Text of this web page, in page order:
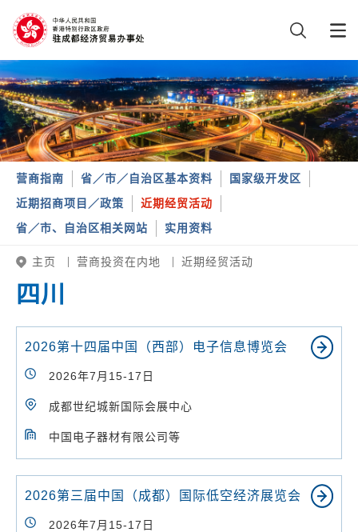
营商指南 省／市／自治区基本资料
国家级开发区
近期招商项目／政策
近期经贸活动
省／市、自治区相关网站
实用资料
主页 营商投资在内地 近期经贸活动
四川
2026第十四届中国（西部）电子信息博览会
2026年7月15-17日
成都世纪城新国际会展中心
中国电子器材有限公司等
2026第三届中国（成都）国际低空经济展览会
2026年7月15-17日